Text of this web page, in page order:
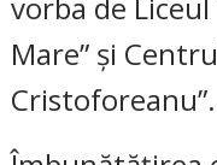
vorba de Liceul
Mare” și
Cristoforeanu”.